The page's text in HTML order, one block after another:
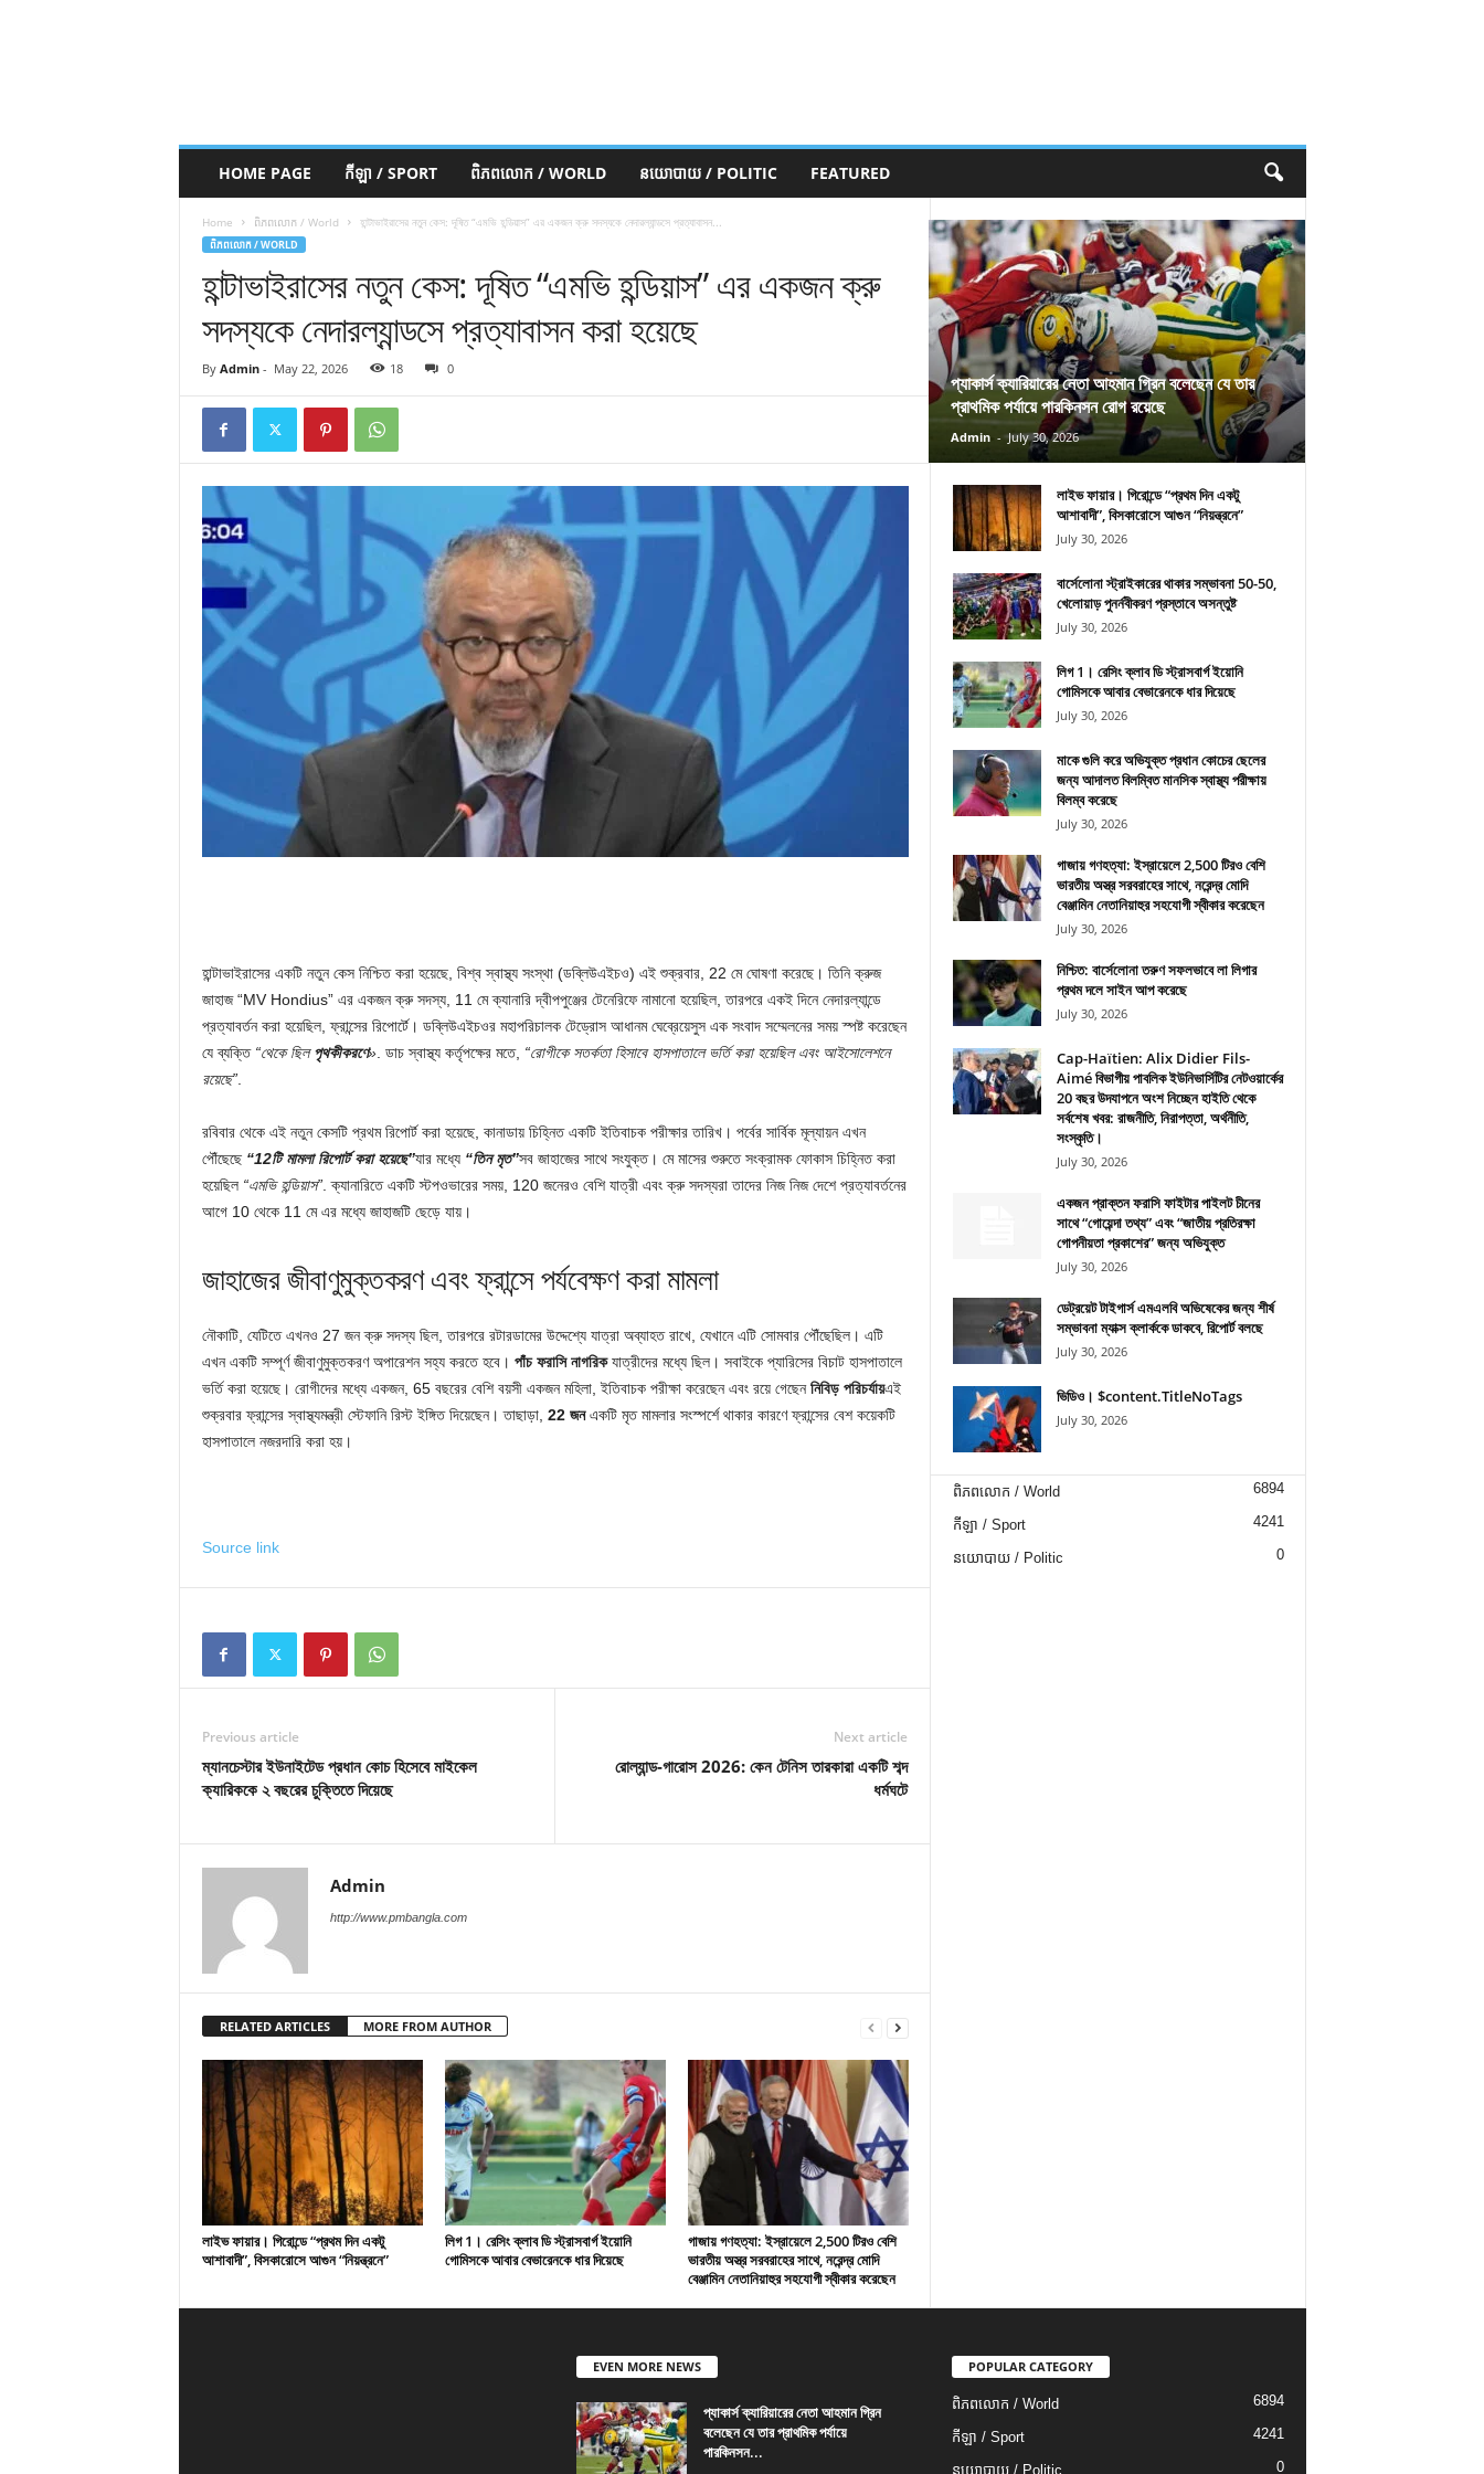
HOME PAGE កីឡា / SPORT ពិភពលោក / WORLD នយោបាយ / POLITIC FEATURED
Home ពិភពលោក / World হান্টাভাইরাসের নতুন কেস: দূষিত “এমভি হন্ডিয়াস” এর একজন ক্রু সদস্যকে নেদারল্যান্ডসে প্রত্যাবাসন...
ពិភពលោក / WORLD
হান্টাভাইরাসের নতুন কেস: দূষিত “এমভি হন্ডিয়াস” এর একজন ক্রু
সদস্যকে নেদারল্যান্ডসে প্রত্যাবাসন করা হয়েছে
By Admin- May 22, 2026 18 0
হান্টাভাইরাসের একটি নতুন কেস নিশ্চিত করা হয়েছে, বিশ্ব স্বাস্থ্য সংস্থা (ডব্লিউএইচও) এই শুক্রবার, 22 মে ঘোষণা করেছে। তিনি ক্রুজ
জাহাজ “MV Hondius” এর একজন ক্রু সদস্য, 11 মে ক্যানারি দ্বীপপুঞ্জের টেনেরিফে নামানো হয়েছিল, তারপরে একই দিনে নেদারল্যান্ডে
প্রত্যাবর্তন করা হয়েছিল, ফ্রান্সের রিপোর্টে। ডব্লিউএইচওর মহাপরিচালক টেড্রোস আধানম ঘেব্রেয়েসুস এক সংবাদ সম্মেলনের সময় স্পষ্ট করেছেন
যে ব্যক্তি “থেকে ছিলপৃথকীকরণে». ডাচ স্বাস্থ্য কর্তৃপক্ষের মতে, “রোগীকে সতর্কতা হিসাবে হাসপাতালে ভর্তি করা হয়েছিল এবং আইসোলেশনে
রয়েছে”.
রবিবার থেকে এই নতুন কেসটি প্রথম রিপোর্ট করা হয়েছে, কানাডায় চিহ্নিত একটি ইতিবাচক পরীক্ষার তারিখ। পর্বের সার্বিক মূল্যায়ন এখন
পৌঁছেছে “12টি মামলা রিপোর্ট করা হয়েছে”যার মধ্যে “তিন মৃত”সব জাহাজের সাথে সংযুক্ত। মে মাসের শুরুতে সংক্রামক ফোকাস চিহ্নিত করা
হয়েছিল “এমভি হন্ডিয়াস”. ক্যানারিতে একটি স্টপওভারের সময়, 120 জনেরও বেশি যাত্রী এবং ক্রু সদস্যরা তাদের নিজ নিজ দেশে প্রত্যাবর্তনের
আগে 10 থেকে 11 মে এর মধ্যে জাহাজটি ছেড়ে যায়।
জাহাজের জীবাণুমুক্তকরণ এবং ফ্রান্সে পর্যবেক্ষণ করা মামলা
নৌকাটি, যেটিতে এখনও 27 জন ক্রু সদস্য ছিল, তারপরে রটারডামের উদ্দেশ্যে যাত্রা অব্যাহত রাখে, যেখানে এটি সোমবার পৌঁছেছিল। এটি
এখন একটি সম্পূর্ণ জীবাণুমুক্তকরণ অপারেশন সহ্য করতে হবে। পাঁচ ফরাসি নাগরিকযাত্রীদের মধ্যে ছিল। সবাইকে প্যারিসের বিচাট হাসপাতালে
ভর্তি করা হয়েছে। রোগীদের মধ্যে একজন, 65 বছরের বেশি বয়সী একজন মহিলা, ইতিবাচক পরীক্ষা করেছেন এবং রয়ে গেছেননিবিড় পরিচর্যায়এই
শুক্রবার ফ্রান্সের স্বাস্থ্যমন্ত্রী স্টেফানি রিস্ট ইঙ্গিত দিয়েছেন। তাছাড়া, 22 জনএকটি মৃত মামলার সংস্পর্শে থাকার কারণে ফ্রান্সের বেশ কয়েকটি
হাসপাতালে নজরদারি করা হয়।
Source link
Previous article
ম্যানচেস্টার ইউনাইটেড প্রধান কোচ হিসেবে মাইকেল
ক্যারিককে ২ বছরের চুক্তিতে দিয়েছে
Next article
রোল্যান্ড-গারোস 2026: কেন টেনিস তারকারা একটি শব্দ
ধর্মঘটে
Admin
http://www.pmbangla.com
RELATED ARTICLES MORE FROM AUTHOR
লাইভ ফায়ার। গিরোন্ডে “প্রথম দিন একটু
আশাবাদী”, বিসকারোসে আগুন “নিয়ন্ত্রনে”
লিগ 1। রেসিং ক্লাব ডি স্ট্রাসবার্গ ইয়োনি
গোমিসকে আবার বেভারেনকে ধার দিয়েছে
গাজায় গণহত্যা: ইস্রায়েলে 2,500 টিরও বেশি
ভারতীয় অস্ত্র সরবরাহের সাথে, নরেন্দ্র মোদি
বেঞ্জামিন নেতানিয়াহুর সহযোগী স্বীকার করেছেন
প্যাকার্স ক্যারিয়ারের নেতা আহমান গ্রিন বলেছেন যে তার
প্রাথমিক পর্যায়ে পারকিনসন রোগ রয়েছে
Admin - July 30, 2026
লাইভ ফায়ার। গিরোন্ডে “প্রথম দিন একটু
আশাবাদী”, বিসকারোসে আগুন “নিয়ন্ত্রনে”
July 30, 2026
বার্সেলোনা স্ট্রাইকারের থাকার সম্ভাবনা 50-50,
খেলোয়াড় পুনর্নবীকরণ প্রস্তাবে অসন্তুষ্ট
July 30, 2026
লিগ 1। রেসিং ক্লাব ডি স্ট্রাসবার্গ ইয়োনি
গোমিসকে আবার বেভারেনকে ধার দিয়েছে
July 30, 2026
মাকে গুলি করে অভিযুক্ত প্রধান কোচের ছেলের
জন্য আদালত বিলম্বিত মানসিক স্বাস্থ্য পরীক্ষায়
বিলম্ব করেছে
July 30, 2026
গাজায় গণহত্যা: ইস্রায়েলে 2,500 টিরও বেশি
ভারতীয় অস্ত্র সরবরাহের সাথে, নরেন্দ্র মোদি
বেঞ্জামিন নেতানিয়াহুর সহযোগী স্বীকার করেছেন
July 30, 2026
নিশ্চিত: বার্সেলোনা তরুণ সফলভাবে লা লিগার
প্রথম দলে সাইন আপ করেছে
July 30, 2026
Cap-Haïtien: Alix Didier Fils-
Aimé বিভাগীয় পাবলিক ইউনিভার্সিটির নেটওয়ার্কের
20 বছর উদযাপনে অংশ নিচ্ছেন হাইতি থেকে
সর্বশেষ খবর: রাজনীতি, নিরাপত্তা, অর্থনীতি,
সংস্কৃতি।
July 30, 2026
একজন প্রাক্তন ফরাসি ফাইটার পাইলট চীনের
সাথে “গোয়েন্দা তথ্য” এবং “জাতীয় প্রতিরক্ষা
গোপনীয়তা প্রকাশের” জন্য অভিযুক্ত
July 30, 2026
ডেট্রয়েট টাইগার্স এমএলবি অভিষেকের জন্য শীর্ষ
সম্ভাবনা ম্যাক্স ক্লার্ককে ডাকবে, রিপোর্ট বলছে
July 30, 2026
ভিডিও। $content.TitleNoTags
July 30, 2026
ពិភពលោក / World 6894
កីឡា / Sport 4241
នយោបាយ / Politic 0
EVEN MORE NEWS
প্যাকার্স ক্যারিয়ারের নেতা আহমান গ্রিন
বলেছেন যে তার প্রাথমিক পর্যায়ে
পারকিনসন...
POPULAR CATEGORY
ពិភពលោក / World 6894
កីឡា / Sport 4241
នយោបាយ / Politic 0